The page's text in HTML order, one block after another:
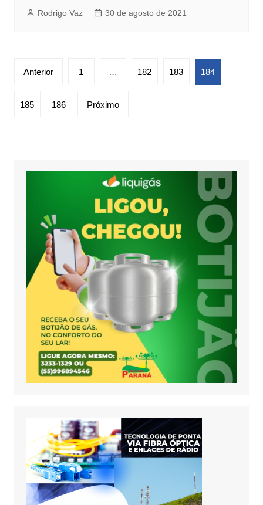
Rodrigo Vaz 30 de agosto de 2021
Paginação
posts
Anterior 1 … 182 183 184
185 186 Próximo